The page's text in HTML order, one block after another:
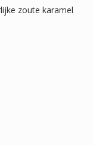
zoute karamel